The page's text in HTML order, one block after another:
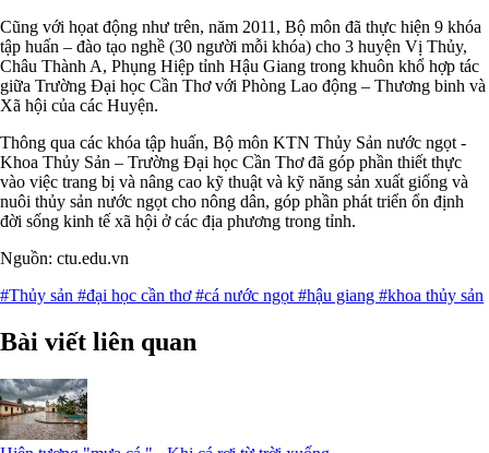
Cũng với họat động như trên, năm 2011, Bộ môn đã thực hiện 9 khóa
tập huấn – đào tạo nghề (30 người mỗi khóa) cho 3 huyện Vị Thủy,
Châu Thành A, Phụng Hiệp tỉnh Hậu Giang trong khuôn khổ hợp tác
giữa Trường Đại học Cần Thơ với Phòng Lao động – Thương binh và
Xã hội của các Huyện.
Thông qua các khóa tập huấn, Bộ môn KTN Thủy Sản nước ngọt -
Khoa Thủy Sản – Trường Đại học Cần Thơ đã góp phần thiết thực
vào việc trang bị và nâng cao kỹ thuật và kỹ năng sản xuất giống và
nuôi thủy sản nước ngọt cho nông dân, góp phần phát triển ổn định
đời sống kinh tế xã hội ở các địa phương trong tỉnh.
Nguồn: ctu.edu.vn
#Thủy sản #đại học cần thơ#cá nước ngọt #hậu giang #khoa thủy sản
Bài viết liên quan